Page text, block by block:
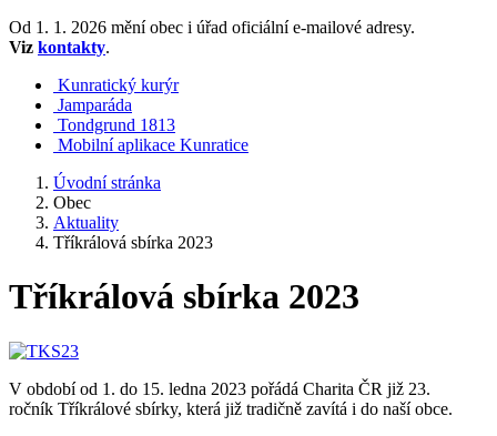
Od 1. 1. 2026 mění obec i úřad oficiální e-mailové adresy.
Viz kontakty.
Kunratický kurýr
Jamparáda
Tondgrund 1813
Mobilní aplikace Kunratice
Úvodní stránka
Obec
Aktuality
Tříkrálová sbírka 2023
Tříkrálová sbírka 2023
V období od 1. do 15. ledna 2023 pořádá Charita ČR již 23.
ročník Tříkrálové sbírky, která již tradičně zavítá i do naší obce.